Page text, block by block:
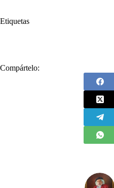
Etiquetas
Compártelo: